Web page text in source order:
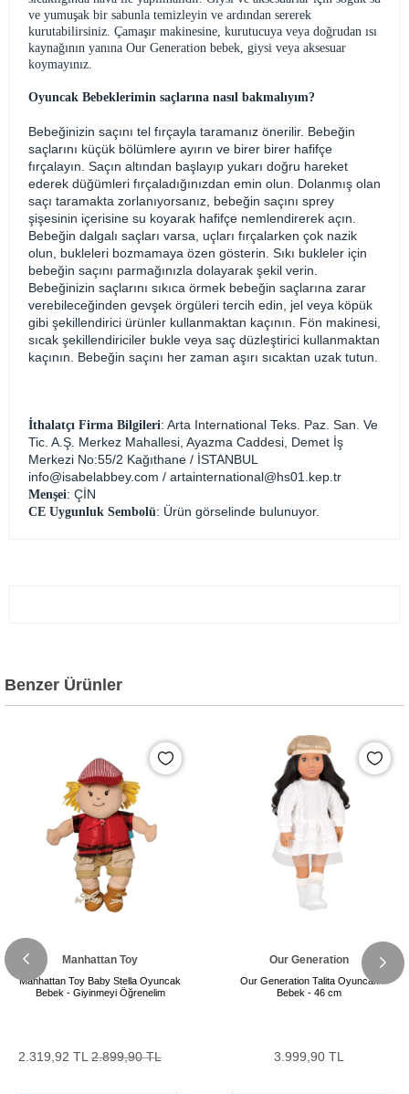
ve yumuşak bir sabunla temizleyin ve ardından sererek
kurutabilirsiniz. Çamaşır makinesine, kurutucuya veya doğrudan ısı
kaynağının yanına Our Generation bebek, giysi veya aksesuar
koymayınız.
Oyuncak Bebeklerimin saçlarına nasıl bakmalıyım?
Bebeğinizin saçını tel fırçayla taramanız önerilir. Bebeğin
saçlarını küçük bölümlere ayırın ve birer birer hafifçe
fırçalayın. Saçın altından başlayıp yukarı doğru hareket
ederek düğümleri fırçaladığınızdan emin olun. Dolanmış olan
saçı taramakta zorlanıyorsanız, bebeğin saçını sprey
şişesinin içerisine su koyarak hafifçe nemlendirerek açın.
Bebeğin dalgalı saçları varsa, uçları fırçalarken çok nazik
olun, bukleleri bozmamaya özen gösterin. Sıkı bukleler için
bebeğin saçını parmağınızla dolayarak şekil verin.
Bebeğinizin saçlarını sıkıca örmek bebeğin saçlarına zarar
verebileceğinden gevşek örgüleri tercih edin, jel veya köpük
gibi şekillendirici ürünler kullanmaktan kaçının. Fön makinesi,
sıcak şekillendiriciler bukle veya saç düzleştirici kullanmaktan
kaçının. Bebeğin saçını her zaman aşırı sıcaktan uzak tutun.
İthalatçı Firma Bilgileri: Arta International Teks. Paz. San. Ve
Tic. A.Ş. Merkez Mahallesi, Ayazma Caddesi, Demet İş
Merkezi No:55/2 Kağıthane / İSTANBUL
info@isabelabbey.com / artainternational@hs01.kep.tr
Menşei: ÇİN
CE Uygunluk Sembolü: Ürün görselinde bulunuyor.
Benzer Ürünler
Manhattan Toy
Manhattan Toy Baby Stella Oyuncak
Bebek - Giyinmeyi Öğrenelim
2.319,92 TL 2.899,90 TL
Our Generation
Our Generation Talita Oyuncak
Bebek - 46 cm
3.999,90 TL